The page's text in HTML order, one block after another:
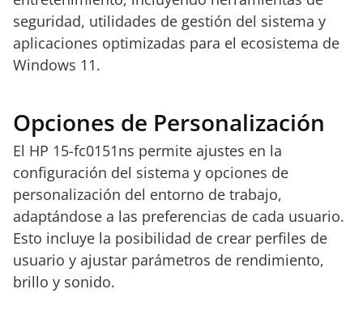
seguridad, utilidades de gestión del sistema y
aplicaciones optimizadas para el ecosistema de
Windows 11.
Opciones de Personalización
El HP 15-fc0151ns permite ajustes en la
configuración del sistema y opciones de
personalización del entorno de trabajo,
adaptándose a las preferencias de cada usuario.
Esto incluye la posibilidad de crear perfiles de
usuario y ajustar parámetros de rendimiento,
brillo y sonido.